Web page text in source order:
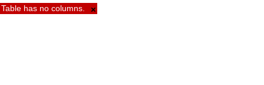
Table has no columns. ×